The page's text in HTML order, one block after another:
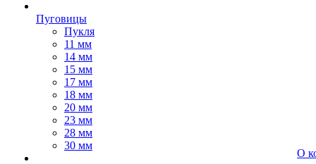
Пуговицы
Пукля
11 мм
14 мм
15 мм
17 мм
18 мм
20 мм
23 мм
28 мм
30 мм
О